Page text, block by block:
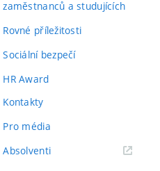
zaměstnanců a studujících
Rovné příležitosti
Sociální bezpečí
HR Award
Kontakty
Pro média
Absolventi(externí